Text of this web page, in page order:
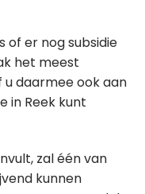
of er nog subsidie
het meest
u daarmee ook aan
in Reek kunt
zal één van
kunnen